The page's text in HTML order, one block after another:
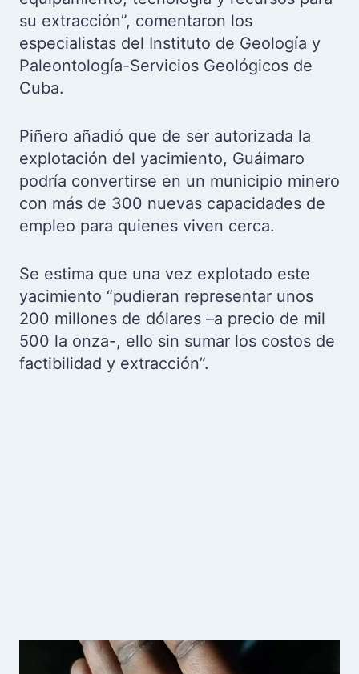
su extracción”, comentaron los
especialistas del Instituto de Geología y
Paleontología-Servicios Geológicos de
Cuba.
Piñero añadió que de ser autorizada la
explotación del yacimiento, Guáimaro
podría convertirse en un municipio minero
con más de 300 nuevas capacidades de
empleo para quienes viven cerca.
Se estima que una vez explotado este
yacimiento “pudieran representar unos
200 millones de dólares –a precio de mil
500 la onza-, ello sin sumar los costos de
factibilidad y extracción”.